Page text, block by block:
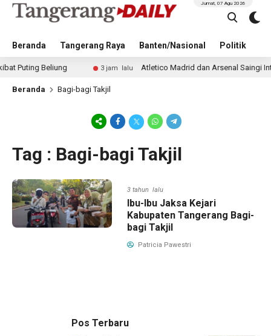
Beranda Tangerang Raya Banten/Nasional Politik
Jumat, 07 Agu 2026
Beliung 3 jam lalu Atletico Madrid dan Arsenal Saingi Inter
Beranda Bagi-bagi Takjil
Tag : Bagi-bagi Takjil
3 tahun lalu
Ibu-Ibu Jaksa Kejari
Kabupaten Tangerang Bagi-
bagi Takjil
Patricia Pawestri
Pos Terbaru